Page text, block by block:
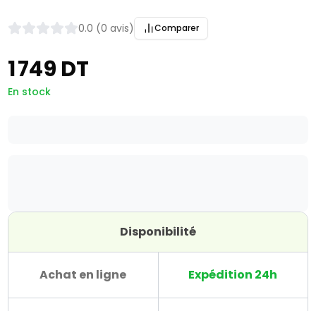
0.0 (0 avis) Comparer
1 749 DT
En stock
Disponibilité
Achat en ligne Expédition 24h